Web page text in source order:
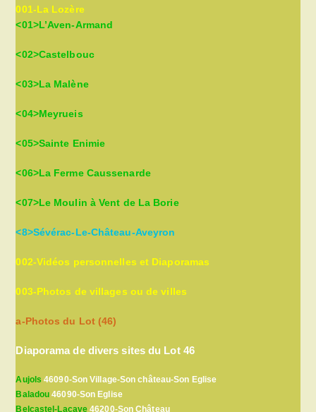
001-La Lozère
<01>L’Aven-Armand
<02>Castelbouc
<03>La Malène
<04>Meyrueis
<05>Sainte Enimie
<06>La Ferme Caussenarde
<07>Le Moulin à Vent de La Borie
<8>Sévérac-Le-Château-Aveyron
002-Vidéos personnelles et Diaporamas
003-Photos de villages ou de villes
a-Photos du Lot (46)
Diaporama de divers sites du Lot 46
Aujols 46090-Son Village-Son château-Son Eglise
Baladou 46090-Son Eglise
Belcastel-Lacave 46200-Son Château